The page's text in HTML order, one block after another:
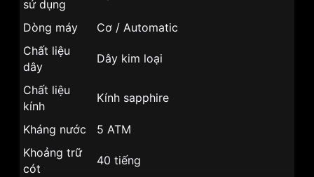
sử dụng
Dòng máy
Cơ / Automatic
Chất liệu
dây
Dây kim loại
Chất liệu
kính
Kính sapphire
Kháng nước
5 ATM
Khoảng trữ
cót
40 tiếng